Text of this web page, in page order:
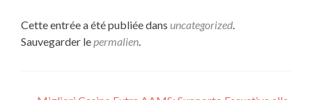
Cette entrée a été publiée dans uncategorized.
Sauvegarder lepermalien.